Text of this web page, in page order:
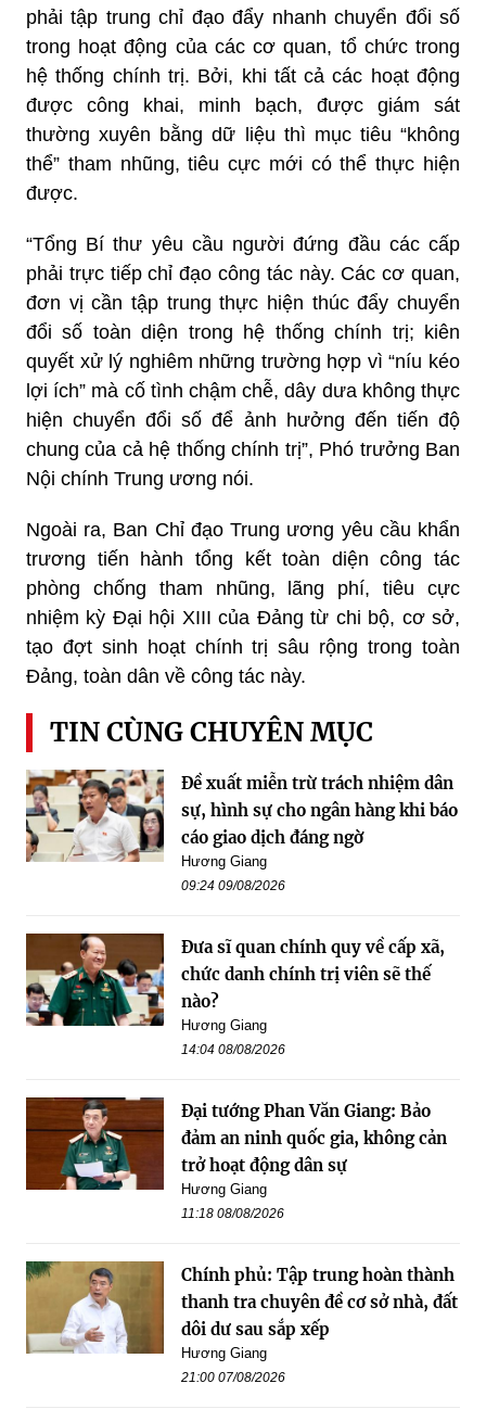
phải tập trung chỉ đạo đẩy nhanh chuyển đổi số
trong hoạt động của các cơ quan, tổ chức trong
hệ thống chính trị. Bởi, khi tất cả các hoạt động
được công khai, minh bạch, được giám sát
thường xuyên bằng dữ liệu thì mục tiêu “không
thể” tham nhũng, tiêu cực mới có thể thực hiện
được.
“Tổng Bí thư yêu cầu người đứng đầu các cấp
phải trực tiếp chỉ đạo công tác này. Các cơ quan,
đơn vị cần tập trung thực hiện thúc đẩy chuyển
đổi số toàn diện trong hệ thống chính trị; kiên
quyết xử lý nghiêm những trường hợp vì “níu kéo
lợi ích” mà cố tình chậm chễ, dây dưa không thực
hiện chuyển đổi số để ảnh hưởng đến tiến độ
chung của cả hệ thống chính trị”, Phó trưởng Ban
Nội chính Trung ương nói.
Ngoài ra, Ban Chỉ đạo Trung ương yêu cầu khẩn
trương tiến hành tổng kết toàn diện công tác
phòng chống tham nhũng, lãng phí, tiêu cực
nhiệm kỳ Đại hội XIII của Đảng từ chi bộ, cơ sở,
tạo đợt sinh hoạt chính trị sâu rộng trong toàn
Đảng, toàn dân về công tác này.
TIN CÙNG CHUYÊN MỤC
Đề xuất miễn trừ trách nhiệm dân
sự, hình sự cho ngân hàng khi báo
cáo giao dịch đáng ngờ
Hương Giang
09:24 09/08/2026
Đưa sĩ quan chính quy về cấp xã,
chức danh chính trị viên sẽ thế
nào?
Hương Giang
14:04 08/08/2026
Đại tướng Phan Văn Giang: Bảo
đảm an ninh quốc gia, không cản
trở hoạt động dân sự
Hương Giang
11:18 08/08/2026
Chính phủ: Tập trung hoàn thành
thanh tra chuyên đề cơ sở nhà, đất
dôi dư sau sắp xếp
Hương Giang
21:00 07/08/2026